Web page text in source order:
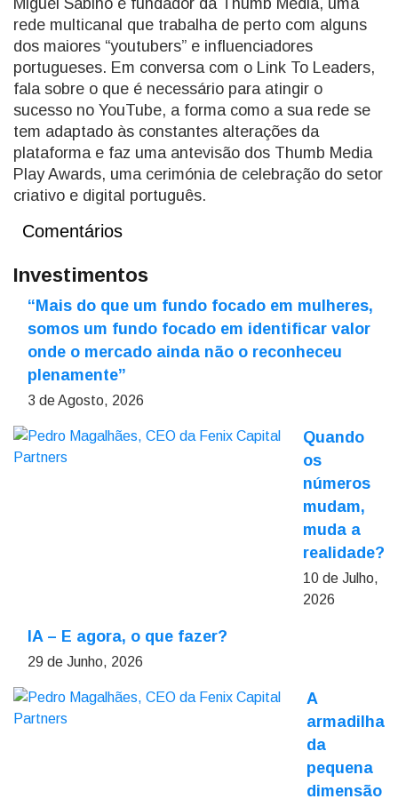
rede multicanal que trabalha de perto com alguns
dos maiores “youtubers” e influenciadores
portugueses. Em conversa com o Link To Leaders,
fala sobre o que é necessário para atingir o
sucesso no YouTube, a forma como a sua rede se
tem adaptado às constantes alterações da
plataforma e faz uma antevisão dos Thumb Media
Play Awards, uma cerimónia de celebração do setor
criativo e digital português.
Comentários
Investimentos
“Mais do que um fundo focado em mulheres,
somos um fundo focado em identificar valor
onde o mercado ainda não o reconheceu
plenamente”
3 de Agosto, 2026
Quando
os
números
mudam,
muda a
realidade?
10 de Julho,
2026
IA – E agora, o que fazer?
29 de Junho, 2026
A
armadilha
da
pequena
dimensão